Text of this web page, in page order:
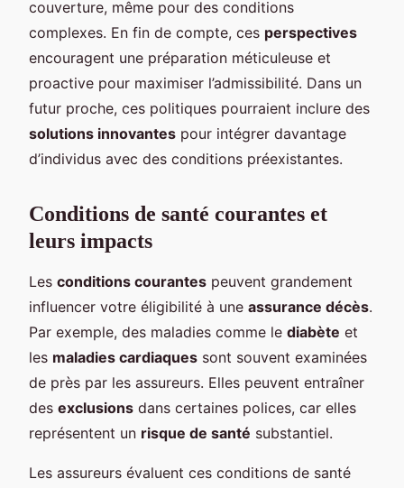
couverture, même pour des conditions
complexes. En fin de compte, ces perspectives
encouragent une préparation méticuleuse et
proactive pour maximiser l’admissibilité. Dans un
futur proche, ces politiques pourraient inclure des
solutions innovantes pour intégrer davantage
d’individus avec des conditions préexistantes.
Conditions de santé courantes et
leurs impacts
Les conditions courantes peuvent grandement
influencer votre éligibilité à une assurance décès.
Par exemple, des maladies comme le diabète et
les maladies cardiaques sont souvent examinées
de près par les assureurs. Elles peuvent entraîner
des exclusions dans certaines polices, car elles
représentent un risque de santé substantiel.
Les assureurs évaluent ces conditions de santé